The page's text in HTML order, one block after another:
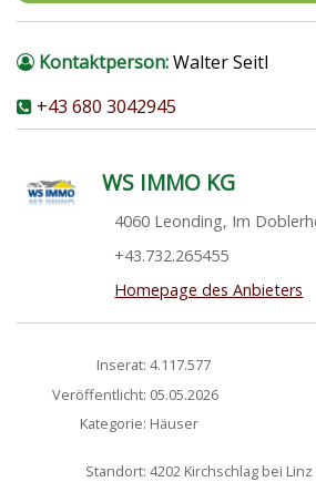
Kontaktperson:Walter Seitl
+43 680 3042945
WS IMMO KG
4060 Leonding, Im
+43.732.265455
Homepage des Anbieters
Inserat: 4.117.577
Veröffentlicht: 05.05.2026
Kategorie: Häuser
Standort: 4202 Kirchschlag bei Linz